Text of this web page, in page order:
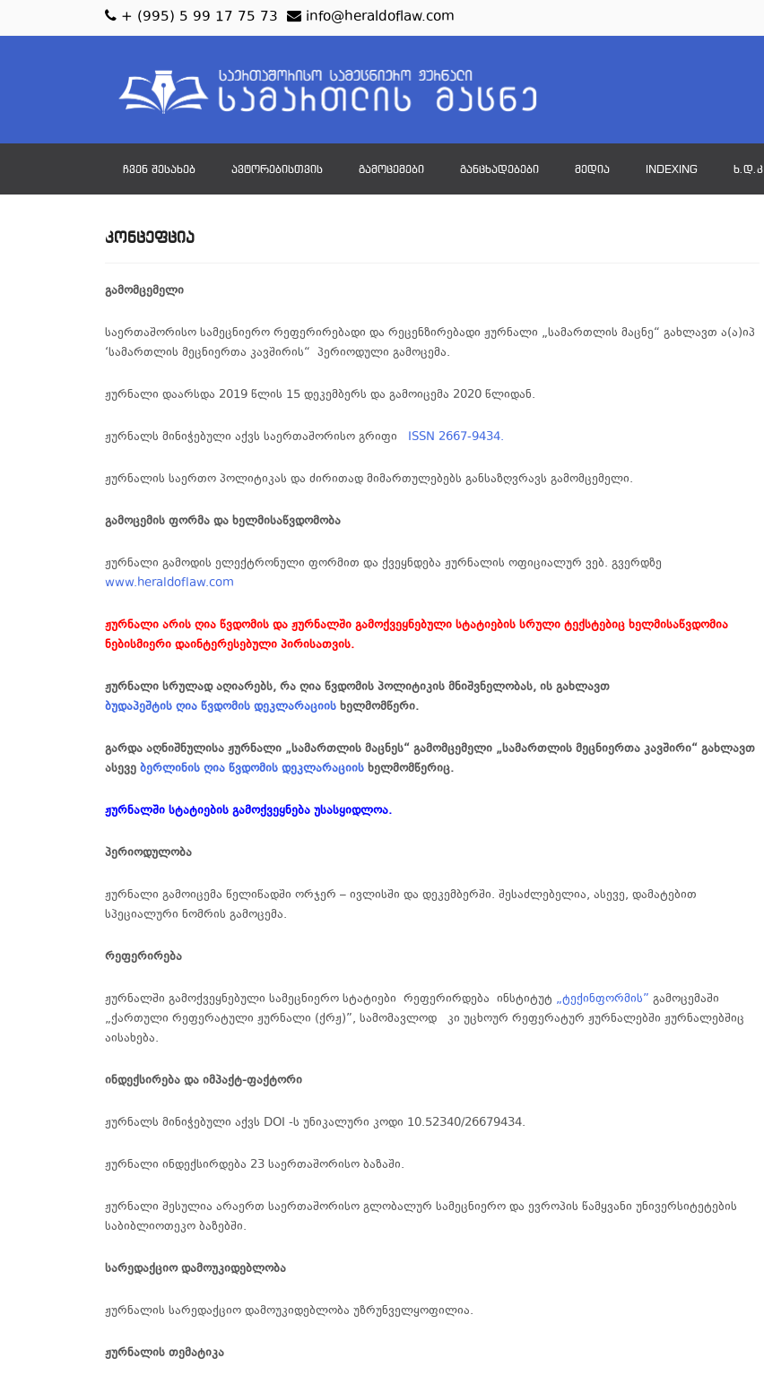
+ (995) 5 99 17 75 73 info@heraldoflaw.com
ᲩᲕᲔᲜ ᲨᲔᲡᲐᲮᲔᲑ ᲐᲕᲢᲝᲠᲔᲑᲘᲡᲗᲕᲘᲡ ᲒᲐᲛᲝᲪᲔᲛᲔᲑᲘ ᲒᲐᲜᲪᲮᲐᲓᲔᲑᲔᲑᲘ ᲛᲔᲓᲘᲐ INDEXING Ხ.Დ.Კ
ᲙᲝᲜᲪᲔᲤᲪᲘᲐ
გამომცემელი
საერთაშორისო სამეცნიერო რეფერირებადი და რეცენზირებადი ჟურნალი „სამართლის მაცნე“ გახლავთ ა(ა)იპ
‘სამართლის მეცნიერთა კავშირის“ პერიოდული გამოცემა.
ჟურნალი დაარსდა 2019 წლის 15 დეკემბერს და გამოიცემა 2020 წლიდან.
ჟურნალს მინიჭებული აქვს საერთაშორისო გრიფი ISSN 2667-9434.
ჟურნალის საერთო პოლიტიკას და ძირითად მიმართულებებს განსაზღვრავს გამომცემელი.
გამოცემის ფორმა და ხელმისაწვდომობა
ჟურნალი გამოდის ელექტრონული ფორმით და ქვეყნდება ჟურნალის ოფიციალურ ვებ. გვერდზე
www.heraldoflaw.com
ჟურნალი არის ღია წვდომის და ჟურნალში გამოქვეყნებული სტატიების სრული ტექსტებიც ხელმისაწვდომია
ნებისმიერი დაინტერესებული პირისათვის.
ჟურნალი სრულად აღიარებს, რა ღია წვდომის პოლიტიკის მნიშვნელობას, ის გახლავთ
ბუდაპეშტის ღია წვდომის დეკლარაციის ხელმომწერი.
გარდა აღნიშნულისა ჟურნალი „სამართლის მაცნეს“ გამომცემელი „სამართლის მეცნიერთა კავშირი“ გახლავთ
ასევე ბერლინის ღია წვდომის დეკლარაციის ხელმომწერიც.
ჟურნალში სტატიების გამოქვეყნება უსასყიდლოა.
პერიოდულობა
ჟურნალი გამოიცემა წელიწადში ორჯერ – ივლისში და დეკემბერში. შესაძლებელია, ასევე, დამატებით
სპეციალური ნომრის გამოცემა.
რეფერირება
ჟურნალში გამოქვეყნებული სამეცნიერო სტატიები რეფერირდება ინსტიტუტ „ტექინფორმის” გამოცემაში
„ქართული რეფერატული ჟურნალი (ქრჟ)”, სამომავლოდ კი უცხოურ რეფერატურ ჟურნალებში ჟურნალებშიც
აისახება.
ინდექსირება და იმპაქტ-ფაქტორი
ჟურნალს მინიჭებული აქვს DOI -ს უნიკალური კოდი 10.52340/26679434.
ჟურნალი ინდექსირდება 23 საერთაშორისო ბაზაში.
ჟურნალი შესულია არაერთ საერთაშორისო გლობალურ სამეცნიერო და ევროპის წამყვანი უნივერსიტეტების
საბიბლიოთეკო ბაზებში.
სარედაქციო დამოუკიდებლობა
ჟურნალის სარედაქციო დამოუკიდებლობა უზრუნველყოფილია.
ჟურნალის თემატიკა